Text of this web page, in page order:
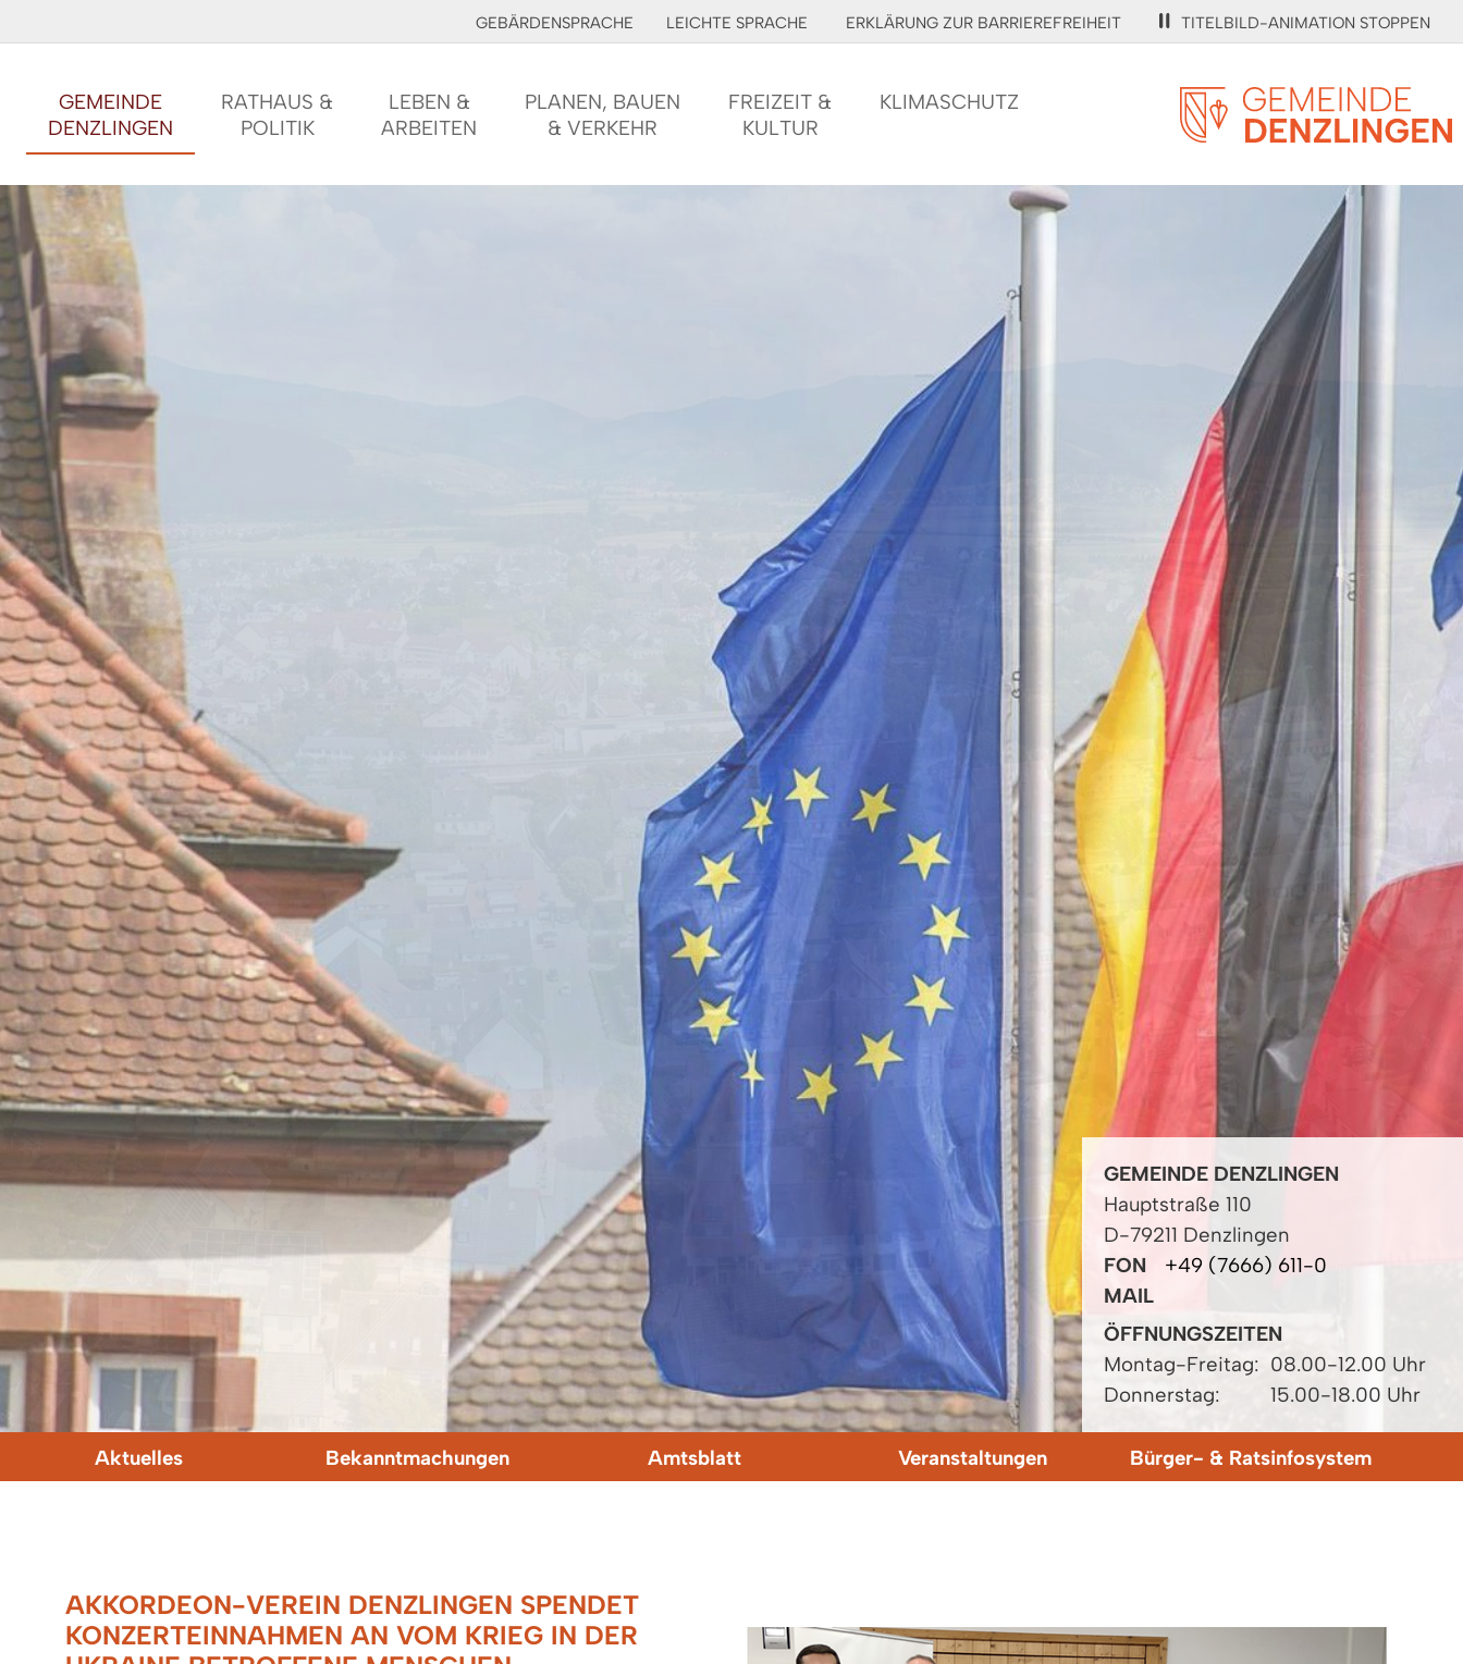
GEBÄRDENSPRACHE LEICHTE SPRACHE ERKLÄRUNG ZUR BARRIEREFREIHEIT TITELBILD-ANIMATION STOPPEN
GEMEINDE
DENZLINGEN
RATHAUS &
POLITIK
LEBEN &
ARBEITEN
PLANEN, BAUEN
& VERKEHR
FREIZEIT &
KULTUR
KLIMASCHUTZ
GEMEINDE DENZLINGEN
Hauptstraße 110
D-79211 Denzlingen
FON
+49 (7666) 611-0
MAIL
ÖFFNUNGSZEITEN
Montag-Freitag: 08.00-12.00 Uhr
Donnerstag:
15.00-18.00 Uhr
Aktuelles Bekanntmachungen Amtsblatt Veranstaltungen Bürger- & Ratsinfosystem
AKKORDEON-VEREIN DENZLINGEN SPENDET
KONZERTEINNAHMEN AN VOM KRIEG IN DER